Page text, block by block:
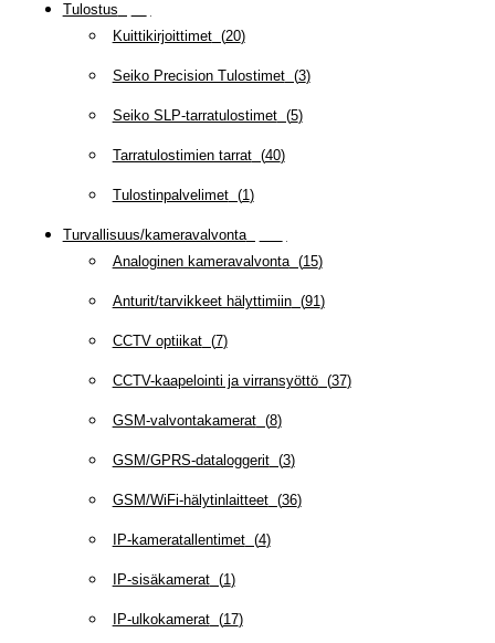
Tulostus
Kuittikirjoittimet(20)
Seiko Precision Tulostimet(3)
Seiko SLP-tarratulostimet(5)
Tarratulostimien tarrat(40)
Tulostinpalvelimet(1)
Turvallisuus/kameravalvonta(
Analoginen kameravalvonta(15)
Anturit/tarvikkeet hälyttimiin(91)
CCTV optiikat(7)
CCTV-kaapelointi ja virransyöttö(37)
GSM-valvontakamerat(8)
GSM/GPRS-dataloggerit(3)
GSM/WiFi-hälytinlaitteet(36)
IP-kameratallentimet(4)
IP-sisäkamerat(1)
IP-ulkokamerat(17)